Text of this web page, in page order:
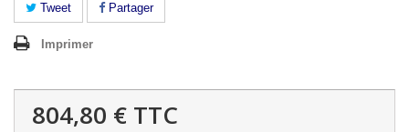
Tweet Partager
Imprimer
804,80 € TTC